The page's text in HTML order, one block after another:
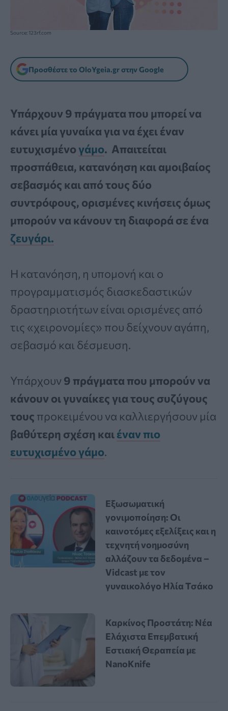
Source: 123rf.com
Προσθέστε το OloYgeia.gr στην Google
Υπάρχουν 9 πράγματα που μπορεί να
κάνει μία γυναίκα για να έχει έναν
ευτυχισμένογάμο. Απαιτείται
προσπάθεια, κατανόηση και αμοιβαίος
σεβασμός και από τους δύο
συντρόφους, ορισμένες κινήσεις όμως
μπορούν να κάνουν τη διαφορά σε ένα
ζευγάρι.
Η κατανόηση, η υπομονή και ο
προγραμματισμός διασκεδαστικών
δραστηριοτήτων είναι ορισμένες από
τις «χειρονομίες» που δείχνουν αγάπη,
σεβασμό και δέσμευση.
Υπάρχουν 9 πράγματα που μπορούν να
κάνουν οι γυναίκες για τους συζύγους
τους προκειμένου να καλλιεργήσουν μία
βαθύτερη σχέση καιέναν πιο
ευτυχισμένο γάμο.
Εξωσωματική
γονιμοποίηση: Οι
καινοτόμες εξελίξεις και η
τεχνητή νοημοσύνη
αλλάζουν τα δεδομένα –
Vidcast με τον
γυναικολόγο Ηλία Τσάκο
Καρκίνος Προστάτη: Νέα
Ελάχιστα Επεμβατική
Εστιακή Θεραπεία με
NanoKnife